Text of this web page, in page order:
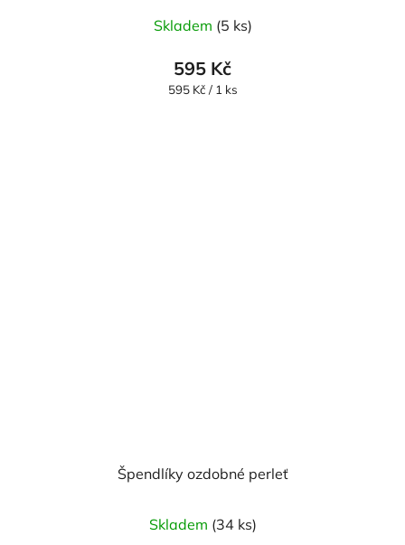
Skladem (5 ks)
595 Kč
Měrná
595 Kč / 1 ks
Špendlíky ozdobné perleť
Skladem (34 ks)